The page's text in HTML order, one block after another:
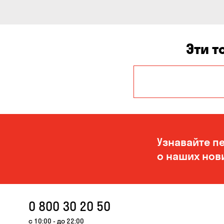
Эти
Гора
Кривой Рог
Николаев
Узнавайте
о наших
0 800 30 20 50
с 10:00 - до 22:00